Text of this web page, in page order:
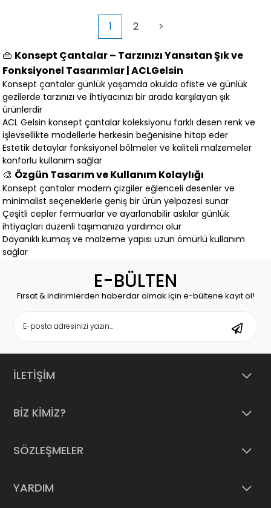
1 2 >
👜 Konsept Çantalar – Tarzınızı Yansıtan Şık ve
Fonksiyonel Tasarımlar | ACLGelsin
Konsept çantalar günlük yaşamda okulda ofiste ve günlük
gezilerde tarzınızı ve ihtiyacınızı bir arada karşılayan şık
ürünlerdir
ACL Gelsin konsept çantalar koleksiyonu farklı desen renk ve
işlevsellikte modellerle herkesin beğenisine hitap eder
Estetik detaylar fonksiyonel bölmeler ve kaliteli malzemeler
konforlu kullanım sağlar
🎨 Özgün Tasarım ve Kullanım Kolaylığı
Konsept çantalar modern çizgiler eğlenceli desenler ve
minimalist seçeneklerle geniş bir ürün yelpazesi sunar
Çeşitli cepler fermuarlar ve ayarlanabilir askılar günlük
ihtiyaçları düzenli taşımanıza yardımcı olur
Dayanıklı kumaş ve malzeme yapısı uzun ömürlü kullanım
sağlar
Çocuklardan gençlere yetişkinlere kadar farklı zevklere uygun
seçenekler bulunur
Hem işlevsel hem de görsel olarak dikkat çeken modeller
🛡️Güvenli Alışveriş ve Hızlı Teslimat | ACLGelsin
ACL Gelsin güvenli ödeme altyapısı hızlı kargo ve özenli
getirir
E-BÜLTEN
Fırsat & indirimlerden haberdar olmak için e-bültene kayıt ol!
İLETİŞİM
BİZ KİMİZ?
SÖZLEŞMELER
YARDIM